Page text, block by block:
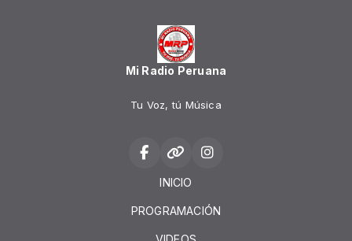
Mi Radio Peruana
Tu Voz, tú Música
INICIO
PROGRAMACIÓN